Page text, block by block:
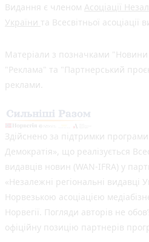
Видання є членом Асоціації
України та Всесвітньої асоціації
Матеріали з позначками
"Реклама" та "Партнерський
реклами.
Здійснено за підтримки
Демократія», що реалізується
видавців новин (WAN-IFRA) у
«Незалежні регіональні видавці
Норвезькою асоціацією
Норвегії. Погляди авторів не
офіційну позицію партнерів